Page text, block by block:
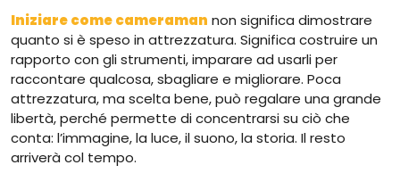
Iniziare come cameraman non significa dimostrare
quanto si è speso in attrezzatura. Significa costruire un
rapporto con gli strumenti, imparare ad usarli per
raccontare qualcosa, sbagliare e migliorare. Poca
attrezzatura, ma scelta bene, può regalare una grande
libertà, perché permette di concentrarsi su ciò che
conta: l’immagine, la luce, il suono, la storia. Il resto
arriverà col tempo.